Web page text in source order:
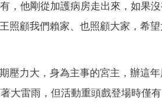
， 他剛從加護病房走出來，如果
照顧我們賴家、 也照顧大家，希望
壓力大，身為主事的宮主， 辦這年
大雷雨，但活動重頭戲登場時僅有